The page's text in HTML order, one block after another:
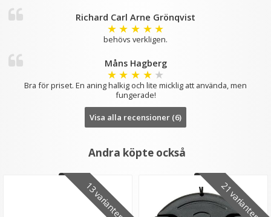
Richard Carl Arne Grönqvist
★ ★ ★ ★ ★
behövs verkligen.
Måns Hagberg
★ ★ ★ ★ ★
Bra för priset. En aning halkig och lite micklig att använda, men
fungerade!
Visa alla recensioner (6)
Andra köpte också
13 varianter 21 varianter